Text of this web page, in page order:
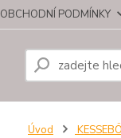
OBCHODNÍ PODMÍNKY
Úvod